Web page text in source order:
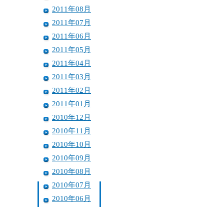
2011年08月
2011年07月
2011年06月
2011年05月
2011年04月
2011年03月
2011年02月
2011年01月
2010年12月
2010年11月
2010年10月
2010年09月
2010年08月
2010年07月
2010年06月